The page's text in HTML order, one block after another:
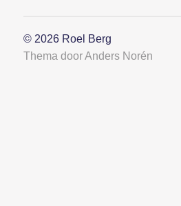
© 2026 Roel Berg
Thema doorAnders Norén